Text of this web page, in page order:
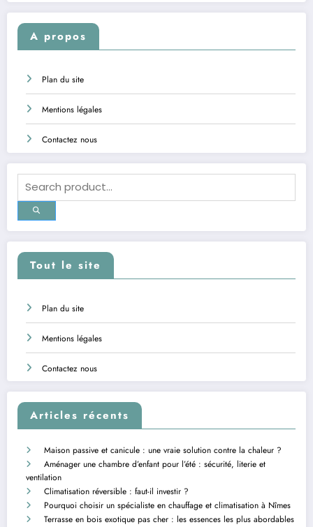
A propos
Plan du site
Mentions légales
Contactez nous
Tout le site
Plan du site
Mentions légales
Contactez nous
Articles récents
Maison passive et canicule : une vraie solution contre la chaleur ?
Aménager une chambre d’enfant pour l’été : sécurité, literie et
ventilation
Climatisation réversible : faut-il investir ?
Pourquoi choisir un spécialiste en chauffage et climatisation à Nîmes
Terrasse en bois exotique pas cher : les essences les plus abordables